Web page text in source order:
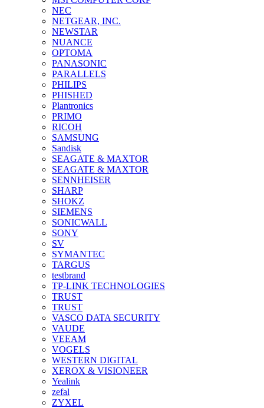
NEC
NETGEAR, INC.
NEWSTAR
NUANCE
OPTOMA
PANASONIC
PARALLELS
PHILIPS
PHISHED
Plantronics
PRIMO
RICOH
SAMSUNG
Sandisk
SEAGATE & MAXTOR
SEAGATE & MAXTOR
SENNHEISER
SHARP
SHOKZ
SIEMENS
SONICWALL
SONY
SV
SYMANTEC
TARGUS
testbrand
TP-LINK TECHNOLOGIES
TRUST
TRUST
VASCO DATA SECURITY
VAUDE
VEEAM
VOGELS
WESTERN DIGITAL
XEROX & VISIONEER
Yealink
zefal
ZYXEL